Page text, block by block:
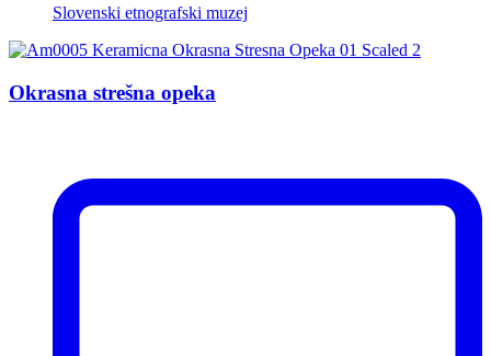
Slovenski etnografski muzej
Okrasna strešna opeka